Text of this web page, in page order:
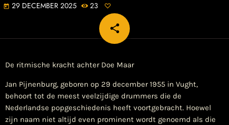
today 29 DECEMBER 2025 23
share
email
De ritmische kracht achter Doe Maar
Jan Pijnenburg, geboren op 29 december 1955 in Vught,
behoort tot de meest veelzijdige drummers die de
Nederlandse popgeschiedenis heeft voortgebracht. Hoewel
zijn naam niet altijd even prominent wordt genoemd als die